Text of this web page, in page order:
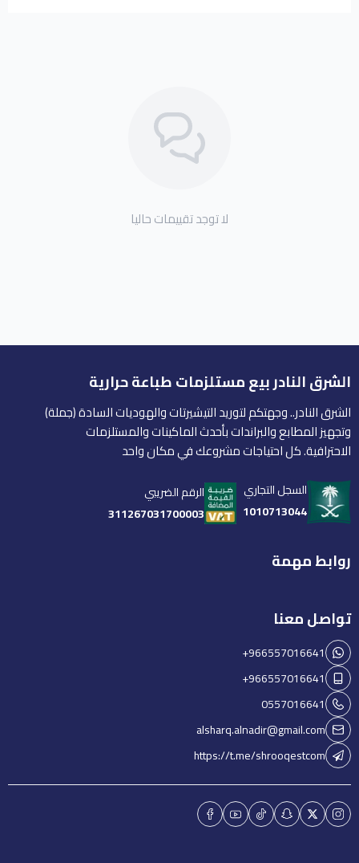
لا توجد تقييمات حاليا
الشرق النادر بيع مستلزمات طباعة حرارية
الشرق النادر.. وجهتكم لتوريد التيشيرتات والهوديات السادة (جملة)
وتجهيز المطابع والبراندات بأحدث الماكينات والمستلزمات
الاحترافية. كل احتياجات مشروعك في مكان واحد
السجل التجاري
1010713044
الرقم الضريبي
311267031700003
روابط مهمة
تواصل معنا
+966557016641
+966557016641
0557016641
alsharq.alnadir@gmail.com
https://t.me/shrooqestcom